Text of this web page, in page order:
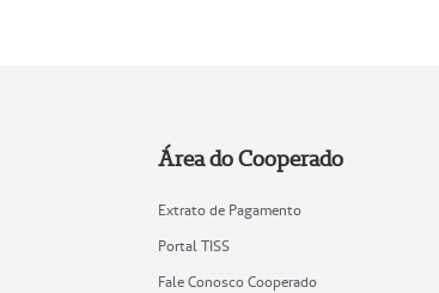
Área do Cooperado
Extrato de Pagamento
Portal TISS
Fale Conosco Cooperado